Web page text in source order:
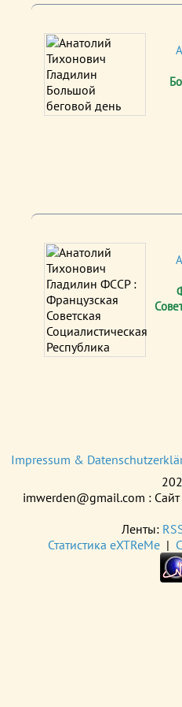
Impressum &
imwerden@gmail.com :
Ленты:
Статистика eXTReMe|